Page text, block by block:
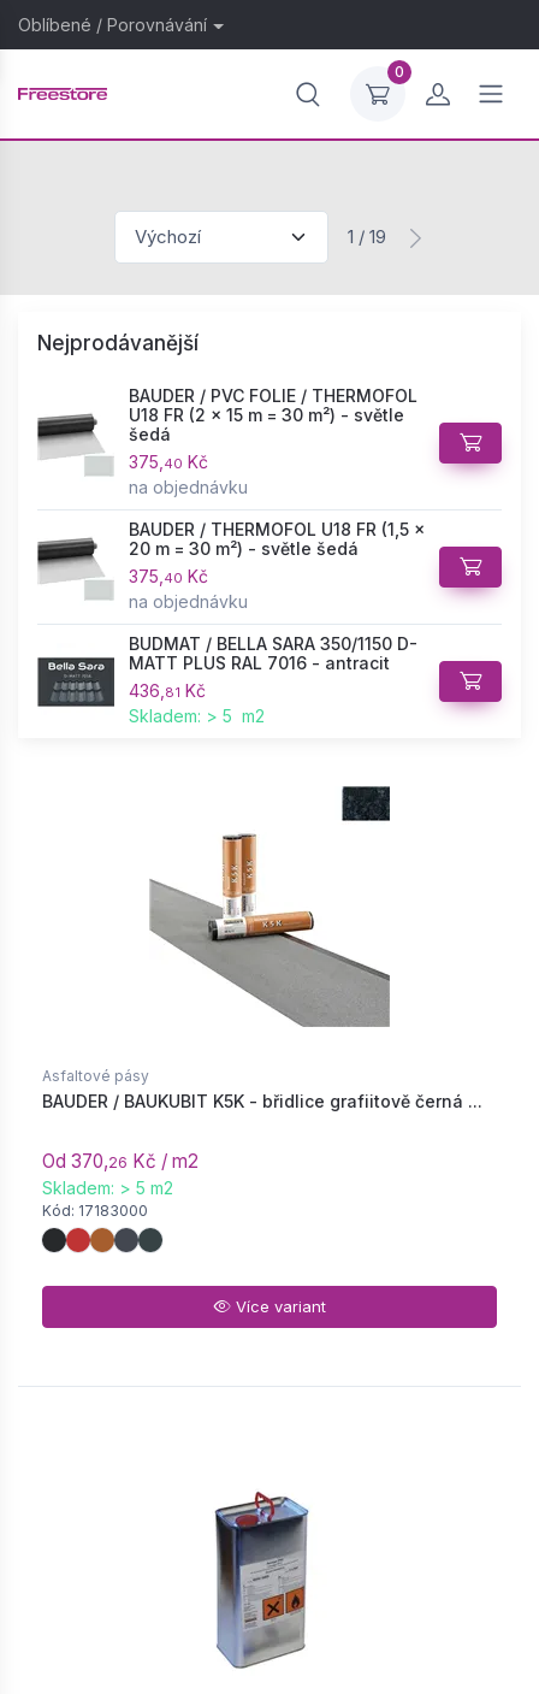
Oblíbené / Porovnávání
0
1 / 19
Nejprodávanější
BAUDER / PVC FOLIE / THERMOFOL
U18 FR (2 × 15 m = 30 m²) - světle
šedá
375, 40 Kč
na objednávku
BAUDER / THERMOFOL U18 FR (1,5 ×
20 m = 30 m²) - světle šedá
375, 40 Kč
na objednávku
BUDMAT / BELLA SARA 350/1150 D-
MATT PLUS RAL 7016 - antracit
436, 81 Kč
Skladem: > 5 m2
Asfaltové pásy
BAUDER / BAUKUBIT K5K - břidlice grafiitově černá ...
Od 370,26 Kč / m2
Skladem: > 5 m2
Kód: 17183000
Více variant